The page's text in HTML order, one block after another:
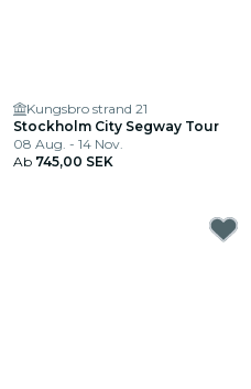
Kungsbro strand 21
Stockholm City Segway Tour
08 Aug. - 14 Nov.
Ab 745,00 SEK